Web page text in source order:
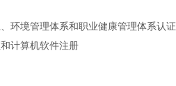
境管理体系和职业健康管理体系认证
计算机软件注册